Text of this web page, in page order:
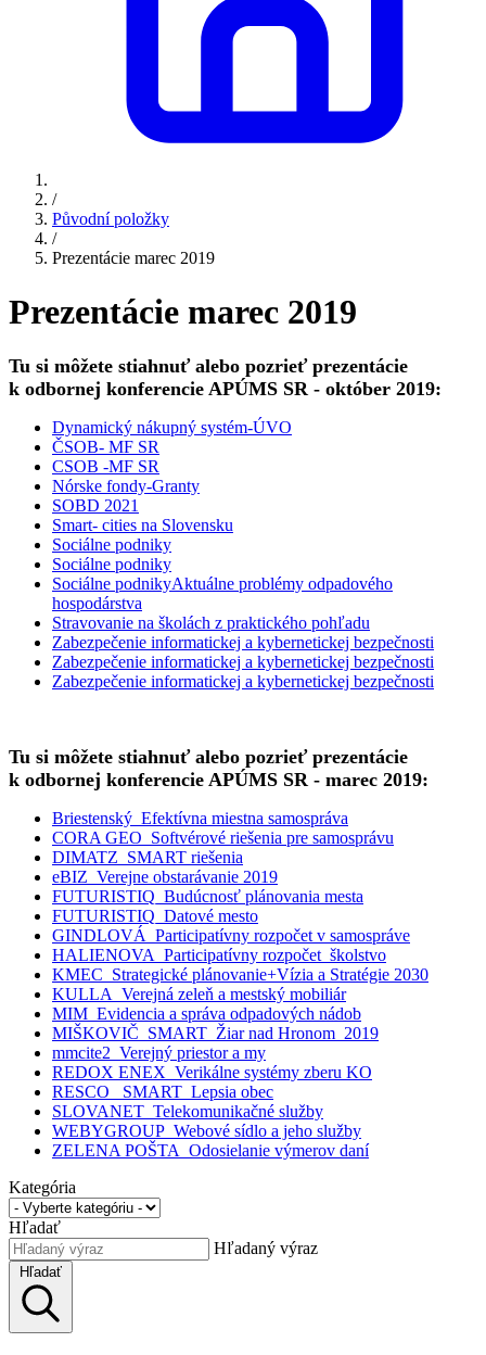
/
Původní položky
/
Prezentácie marec 2019
Prezentácie marec 2019
Tu si môžete stiahnuť alebo pozrieť prezentácie
k odbornej konferencie APÚMS SR - október 2019:
Dynamický nákupný systém-ÚVO
ČSOB- MF SR
CSOB -MF SR
Nórske fondy-Granty
SOBD 2021
Smart- cities na Slovensku
Sociálne podniky
Sociálne podniky
Sociálne podnikyAktuálne problémy odpadového
hospodárstva
Stravovanie na školách z praktického pohľadu
Zabezpečenie informatickej a kybernetickej bezpečnosti
Zabezpečenie informatickej a kybernetickej bezpečnosti
Zabezpečenie informatickej a kybernetickej bezpečnosti
Tu si môžete stiahnuť alebo pozrieť prezentácie
k odbornej konferencie APÚMS SR - marec 2019:
Briestenský_Efektívna miestna samospráva
CORA GEO_Softvérové riešenia pre samosprávu
DIMATZ_SMART riešenia
eBIZ_Verejne obstarávanie 2019
FUTURISTIQ_Budúcnosť plánovania mesta
FUTURISTIQ_Datové mesto
GINDLOVÁ_Participatívny rozpočet v samospráve
HALIENOVA_Participatívny rozpočet_školstvo
KMEC_Strategické plánovanie+Vízia a Stratégie 2030
KULLA_Verejná zeleň a mestský mobiliár
MIM_Evidencia a správa odpadových nádob
MIŠKOVIČ_SMART_Žiar nad Hronom_2019
mmcite2_Verejný priestor a my
REDOX ENEX_Verikálne systémy zberu KO
RESCO_ SMART_Lepsia obec
SLOVANET_Telekomunikačné služby
WEBYGROUP_Webové sídlo a jeho služby
ZELENA POŠTA_Odosielanie výmerov daní
Kategória
Hľadať
Hľadaný výraz
Hľadať